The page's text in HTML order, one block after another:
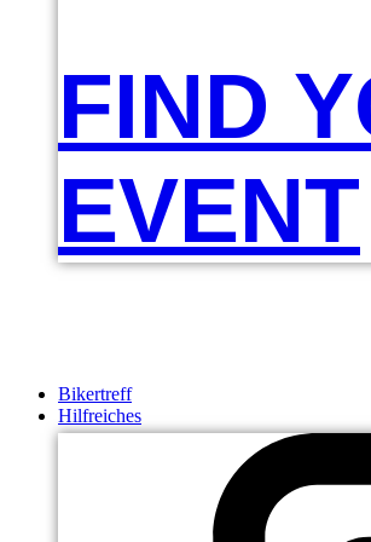
FIND
EVENT
Bikertreff
Hilfreiches